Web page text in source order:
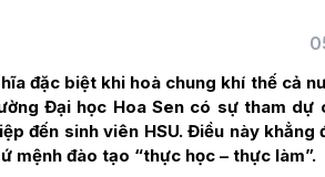
đặc biệt khi hoà chung khí thế cả
Đại học Hoa Sen có sự tham dự
đến sinh viên HSU. Điều này khẳng
mệnh đào tạo “thực học – thực làm”.